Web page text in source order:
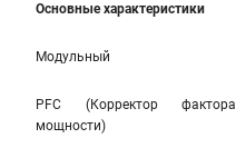
Основные характеристики
Модульный
PFC (Корректор фактора
мощности)